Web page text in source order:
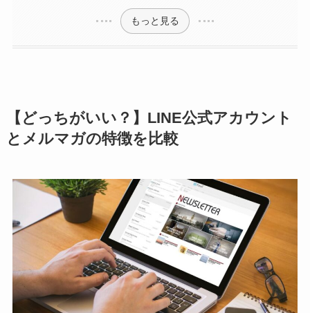
もっと見る
【どっちがいい？】LINE公式アカウント
とメルマガの特徴を比較